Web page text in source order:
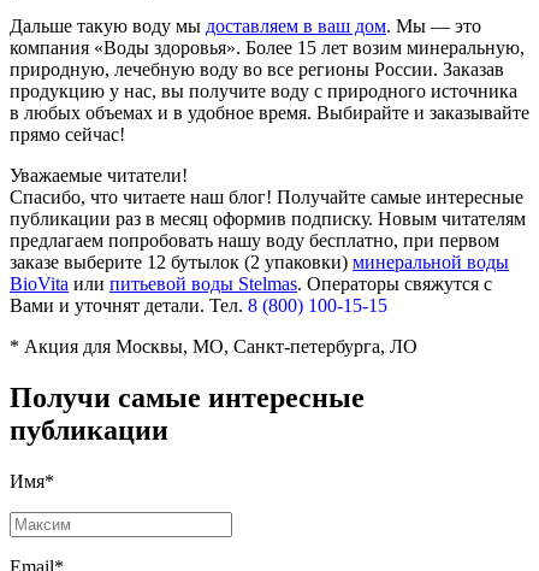
Дальше такую воду мы доставляем в ваш дом. Мы — это
компания «Воды здоровья». Более 15 лет возим минеральную,
природную, лечебную воду во все регионы России. Заказав
продукцию у нас, вы получите воду с природного источника
в любых объемах и в удобное время. Выбирайте и заказывайте
прямо сейчас!
Уважаемые читатели!
Спасибо, что читаете наш блог! Получайте самые интересные
публикации раз в месяц оформив подписку. Новым читателям
предлагаем попробовать нашу воду бесплатно, при первом
заказе выберите 12 бутылок (2 упаковки) минеральной воды
BioVita или питьевой воды Stelmas. Операторы свяжутся с
Вами и уточнят детали. Тел. 8 (800) 100-15-15
* Акция для Москвы, МО, Санкт-петербурга, ЛО
Получи самые интересные
публикации
Имя*
Email*